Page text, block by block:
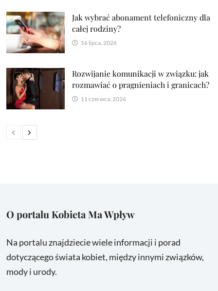
Jak wybrać abonament telefoniczny dla
całej rodziny?
16 lipca, 2026
Rozwijanie komunikacji w związku: jak
rozmawiać o pragnieniach i granicach?
11 czerwca, 2026
O portalu Kobieta Ma Wpływ
Na portalu znajdziecie wiele informacji i porad
dotyczącego świata kobiet, między innymi związków,
mody i urody.